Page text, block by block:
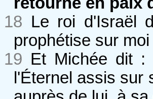
18 Le roi d'Israël
prophétise sur
19 Et Michée dit :
l'Éternel assis sur